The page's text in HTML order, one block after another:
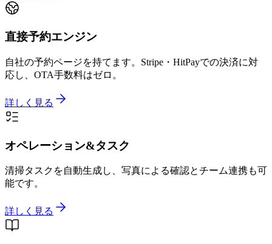
直接予約エンジン
自社の予約ページを持てます。Stripe・HitPayでの決済に対
応し、OTA手数料はゼロ。
詳しく見る
オペレーション&タスク
清掃タスクを自動生成し、写真による確認とチーム連携も可
能です。
詳しく見る